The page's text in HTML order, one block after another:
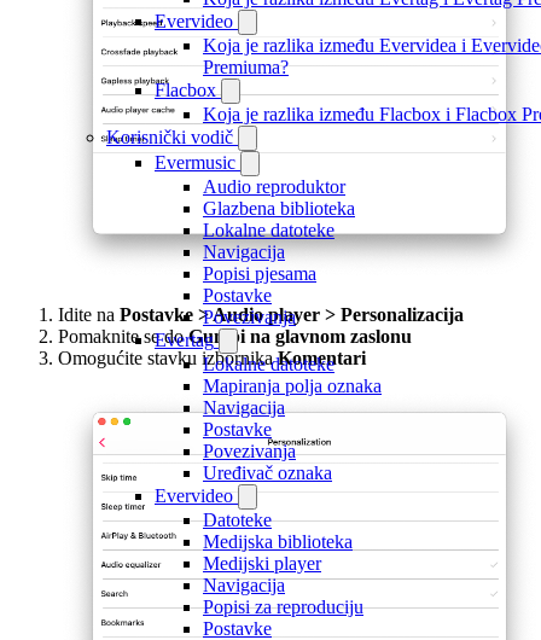
Evervideo
Koja je razlika između Evervidea i
Premiuma?
Flacbox
Koja je razlika između Flacbox i Flacbox
Korisnički vodič
Evermusic
Audio reproduktor
Glazbena biblioteka
Lokalne datoteke
Navigacija
Popisi pjesama
Postavke
Povezivanja
Evertag
Lokalne datoteke
Mapiranja polja oznaka
Navigacija
Postavke
Povezivanja
Uređivač oznaka
Evervideo
Datoteke
Medijska biblioteka
Medijski player
Navigacija
Popisi za reproduciju
Postavke
Idite na Postavke > Audio player > Personalizacija
Pomaknite se doGumbi na glavnom zaslonu
Omogućite stavku izbornikaKomentari